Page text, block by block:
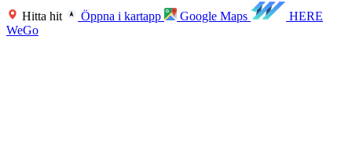
Hitta hit
Öppna i kartapp Google Maps
HERE
WeGo